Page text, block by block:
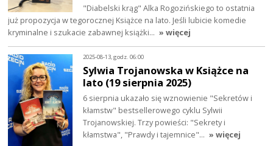
"Diabelski krąg" Alka Rogozińskiego to ostatnia
już propozycja w tegorocznej Książce na lato. Jeśli lubicie komedie
kryminalne i szukacie zabawnej książki… » więcej
2025-08-13, godz. 06:00
Sylwia Trojanowska w Książce na
lato (19 sierpnia 2025)
6 sierpnia ukazało się wznowienie "Sekretów i
kłamstw" bestsellerowego cyklu Sylwii
Trojanowskiej. Trzy powieści: "Sekrety i
kłamstwa", "Prawdy i tajemnice"… » więcej